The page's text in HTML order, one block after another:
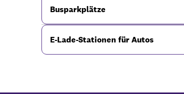
Busparkplätze
E-Lade-Stationen für Autos